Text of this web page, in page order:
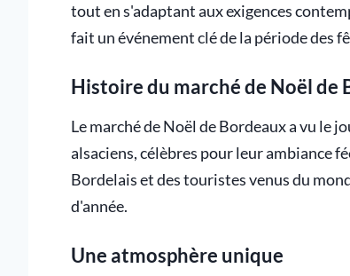
tout en s'adaptant aux exigences
fait un événement clé de la période des
Histoire du marché de Noël de
Le marché de Noël de Bordeaux a vu le
alsaciens, célèbres pour leur ambiance
Bordelais et des touristes venus du
d'année.
Une atmosphère unique